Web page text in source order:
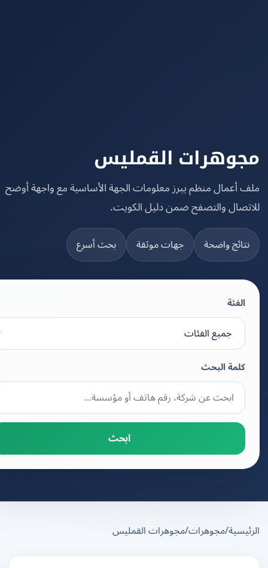
القمليس
منظم يبرز معلومات الجهة الأساسية مع واجهة أوضح
والتصفح ضمن دليل الكويت.
واضحة جهات موثقة بحث أسرع
كلمة البحث
ابحث
/مجوهرات/مجوهرات القمليس